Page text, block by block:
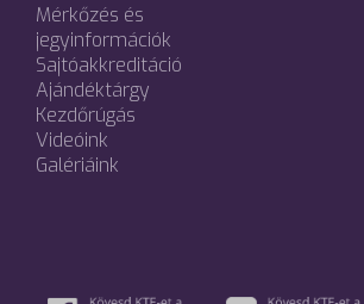
Mérkőzés és
jegyinformációk
Sajtóakkreditáció
Ajándéktárgy
Kezdőrúgás
Videóink
Galériáink